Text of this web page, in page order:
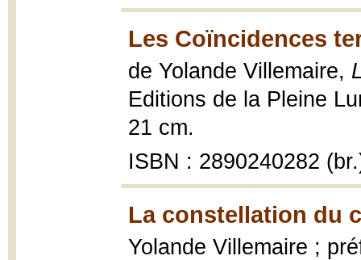
Les Coïncidences
de Yolande Villemaire,
Editions de la Pleine
21 cm.
ISBN : 2890240282
La constellation du
Yolande Villemaire ;